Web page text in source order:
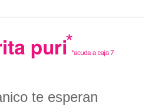
te esperan